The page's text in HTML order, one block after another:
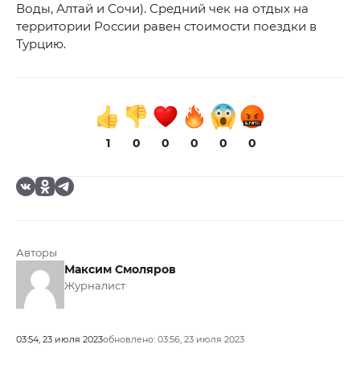
Воды, Алтай и Сочи). Средний чек на отдых на
территории России равен стоимости поездки в
Турцию.
1 0 0 0 0 0
Авторы
Максим Смоляров
Журналист
03:54, 23 июля 2023обновлено: 03:56, 23 июля 2023